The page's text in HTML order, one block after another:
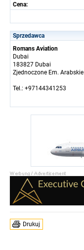
Cena:
Sprzedawca
Romans Aviation
Dubai
183827 Dubai
Zjednoczone Em. Arabskie
Tel.: +97144341253
Drukuj